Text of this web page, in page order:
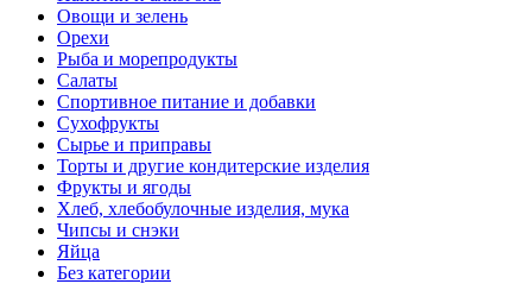
Овощи и зелень
Орехи
Рыба и морепродукты
Салаты
Спортивное питание и добавки
Сухофрукты
Сырье и приправы
Торты и другие кондитерские изделия
Фрукты и ягоды
Хлеб, хлебобулочные изделия, мука
Чипсы и снэки
Яйца
Без категории